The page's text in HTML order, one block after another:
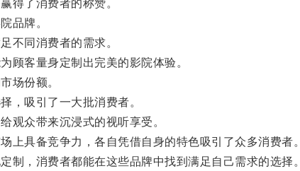
了消费者的称赞。
品牌。
同消费者的需求。
客量身定制出完美的影院体验。
场份额。
吸引了一大批消费者。
众带来沉浸式的视听享受。
具备竞争力，各自凭借自身的特色吸引了众多消费者。
，消费者都能在这些品牌中找到满足自己需求的选择。